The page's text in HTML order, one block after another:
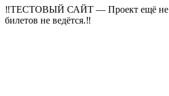
‼ТЕСТОВЫЙ САЙТ — Проект ещё не
билетов не ведётся.‼